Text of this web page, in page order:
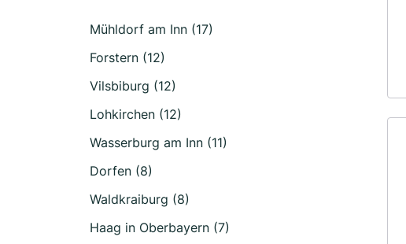
Mühldorf am Inn (17)
Forstern (12)
Vilsbiburg (12)
Lohkirchen (12)
Wasserburg am Inn (11)
Dorfen (8)
Waldkraiburg (8)
Haag in Oberbayern (7)